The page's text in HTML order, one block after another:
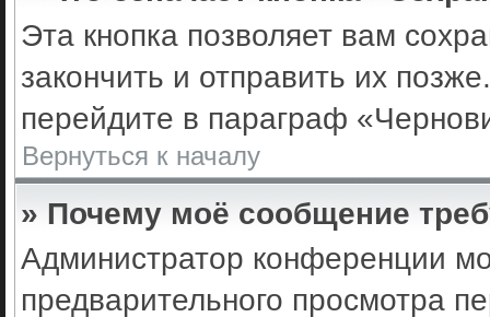
Эта кнопка позволяет вам
закончить и отправить их
перейдите в параграф
Вернуться к началу
» Почему моё сообщение
Администратор конференции
предварительного просмотра